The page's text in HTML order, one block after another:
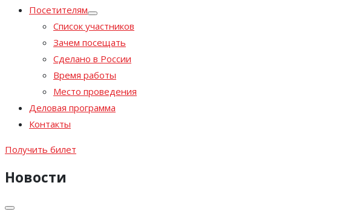
Посетителям
Список участников
Зачем посещать
Сделано в России
Время работы
Место проведения
Деловая программа
Контакты
Получить билет
Новости